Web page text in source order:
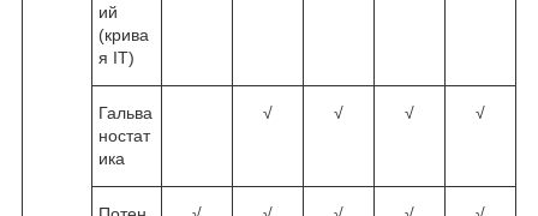
ий
(крива
я IT)
Гальва
ностат
ика
√ √ √ √